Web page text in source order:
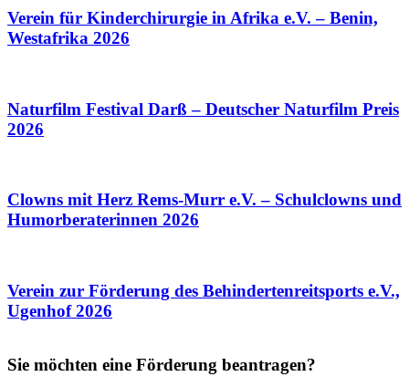
Verein für Kinderchirurgie in Afrika e.V. – Benin,
Westafrika 2026
Naturfilm Festival Darß – Deutscher Naturfilm Preis
2026
Clowns mit Herz Rems-Murr e.V. – Schulclowns und
Humorberaterinnen 2026
Verein zur Förderung des Behindertenreitsports e.V.,
Ugenhof 2026
Sie möchten eine Förderung beantragen?